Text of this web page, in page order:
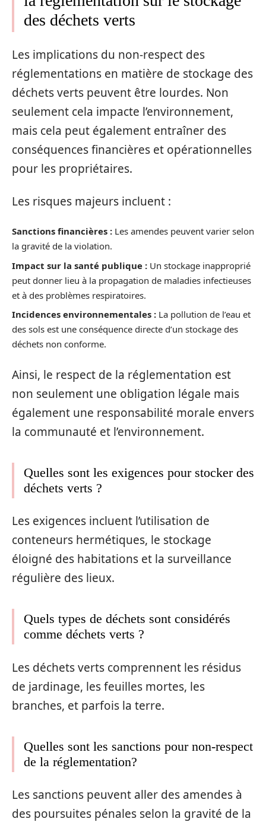
des déchets verts
Les implications du non-respect des
réglementations en matière de stockage des
déchets verts peuvent être lourdes. Non
seulement cela impacte l’environnement,
mais cela peut également entraîner des
conséquences financières et opérationnelles
pour les propriétaires.
Les risques majeurs incluent :
Sanctions financières : Les amendes peuvent varier selon
la gravité de la violation.
Impact sur la santé publique : Un stockage inapproprié
peut donner lieu à la propagation de maladies infectieuses
et à des problèmes respiratoires.
Incidences environnementales : La pollution de l’eau et
des sols est une conséquence directe d’un stockage des
déchets non conforme.
Ainsi, le respect de la réglementation est
non seulement une obligation légale mais
également une responsabilité morale envers
la communauté et l’environnement.
Quelles sont les exigences pour stocker des
déchets verts ?
Les exigences incluent l’utilisation de
conteneurs hermétiques, le stockage
éloigné des habitations et la surveillance
régulière des lieux.
Quels types de déchets sont considérés
comme déchets verts ?
Les déchets verts comprennent les résidus
de jardinage, les feuilles mortes, les
branches, et parfois la terre.
Quelles sont les sanctions pour non-respect
de la réglementation?
Les sanctions peuvent aller des amendes à
des poursuites pénales selon la gravité de la